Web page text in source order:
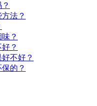
法？
？
？
不好？
的？